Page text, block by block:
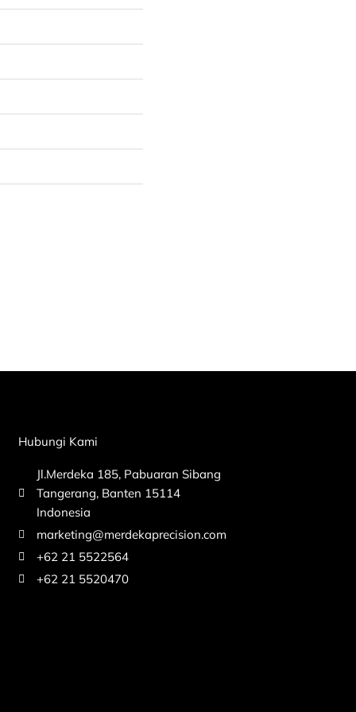
Hubungi Kami
Jl.Merdeka 185, Pabuaran Sibang
Tangerang, Banten 15114
Indonesia
marketing@merdekaprecision.com
+62 21 5522564
+62 21 5520470